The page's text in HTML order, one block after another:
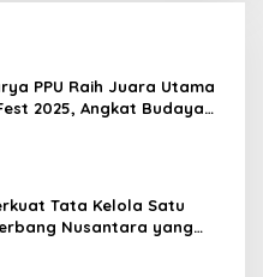
PPU Raih Juara Utama
2025, Angkat Budaya
Tata Kelola Satu
Nusantara yang